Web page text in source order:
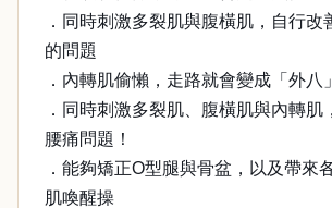
．同時刺激多裂肌與腹橫肌，自行改
的問題
．內轉肌偷懶，走路就會變成「外八」
．同時刺激多裂肌、腹橫肌與內轉肌
腰痛問題！
．能夠矯正O型腿與骨盆，以及帶來
肌喚醒操